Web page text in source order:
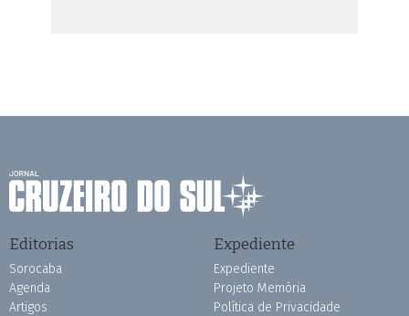
Editorias
Sorocaba
Agenda
Artigos
Expediente
Expediente
Projeto Memória
Política de Privacidade